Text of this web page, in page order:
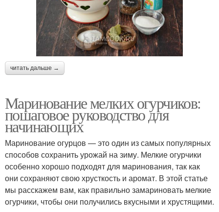
читать дальше →
Маринование мелких огурчиков:
пошаговое руководство для
начинающих
Маринование огурцов — это один из самых популярных
способов сохранить урожай на зиму. Мелкие огурчики
особенно хорошо подходят для маринования, так как
они сохраняют свою хрусткость и аромат. В этой статье
мы расскажем вам, как правильно замариновать мелкие
огурчики, чтобы они получились вкусными и хрустящими.